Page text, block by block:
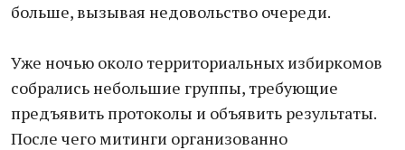
больше, вызывая недовольство очереди.
Уже ночью около территориальных избиркомов
собрались небольшие группы, требующие
предъявить протоколы и объявить результаты.
После чего митинги организованно